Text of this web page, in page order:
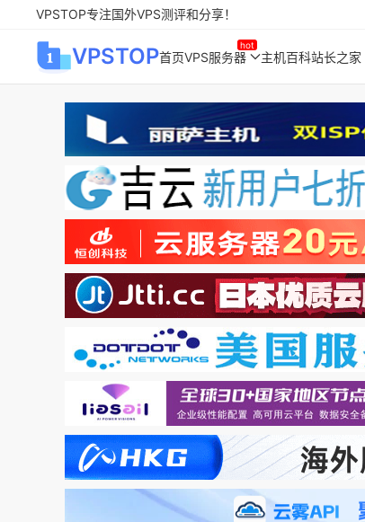
VPSTOP专注国外VPS测评和分享！
VPSTOP首页VPS服务器 主机百科站长之家